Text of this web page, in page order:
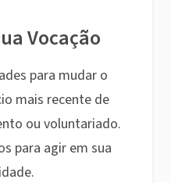
Vocação
para mudar o
mais recente de
ou voluntariado.
para agir em sua